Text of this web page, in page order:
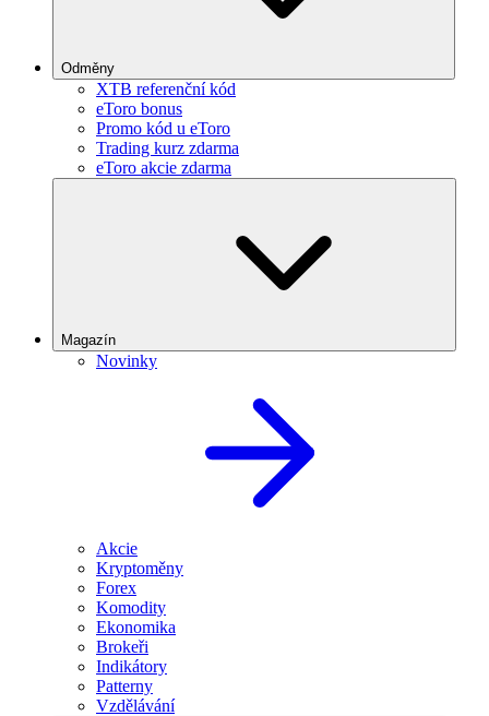
Odměny
XTB referenční kód
eToro bonus
Promo kód u eToro
Trading kurz zdarma
eToro akcie zdarma
Magazín
Novinky
Akcie
Kryptoměny
Forex
Komodity
Ekonomika
Brokeři
Indikátory
Patterny
Vzdělávání